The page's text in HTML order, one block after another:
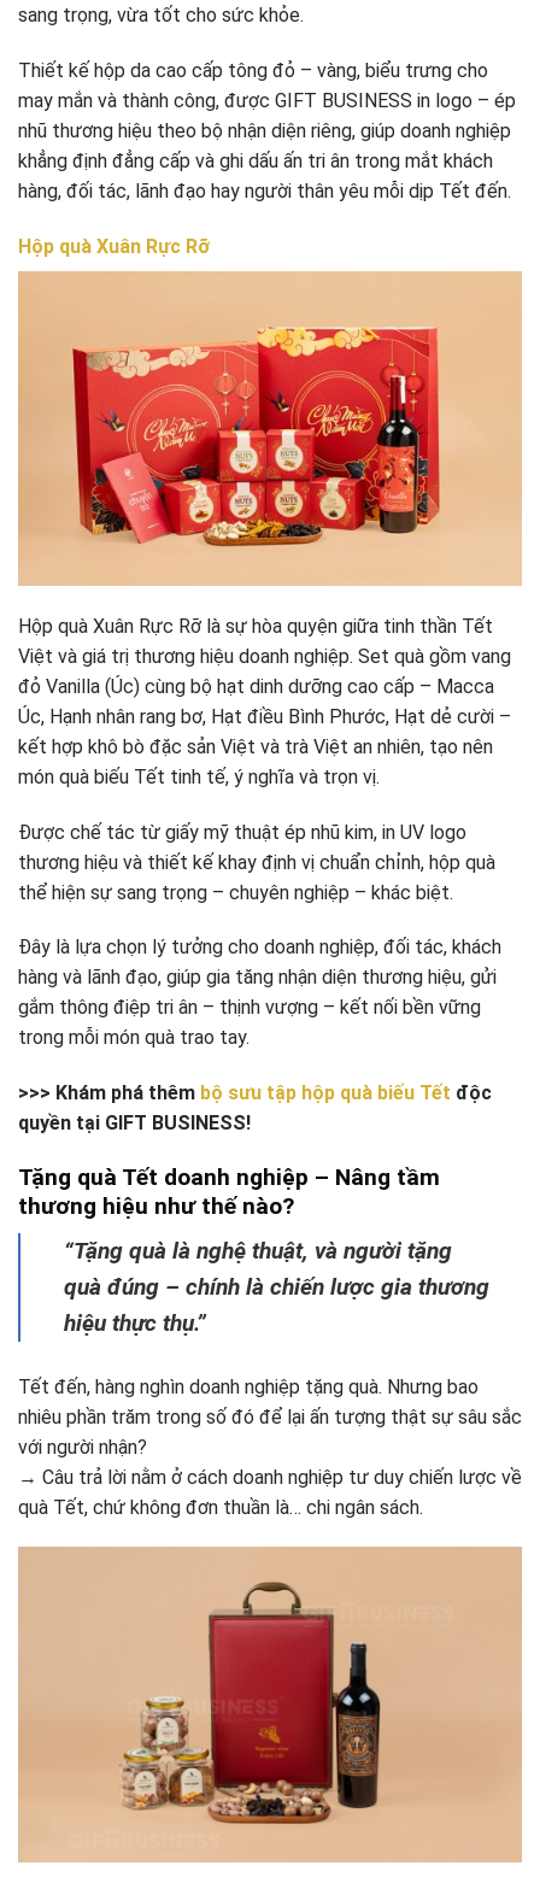
sang trọng, vừa tốt cho sức khỏe.
Thiết kế hộp da cao cấp tông đỏ – vàng, biểu trưng cho
may mắn và thành công, được GIFT BUSINESS in logo – ép
nhũ thương hiệu theo bộ nhận diện riêng, giúp doanh nghiệp
khẳng định đẳng cấp và ghi dấu ấn tri ân trong mắt khách
hàng, đối tác, lãnh đạo hay người thân yêu mỗi dịp Tết đến.
Hộp quà Xuân Rực Rỡ
Hộp quà Xuân Rực Rỡ là sự hòa quyện giữa tinh thần Tết
Việt và giá trị thương hiệu doanh nghiệp. Set quà gồm vang
đỏ Vanilla (Úc) cùng bộ hạt dinh dưỡng cao cấp – Macca
Úc, Hạnh nhân rang bơ, Hạt điều Bình Phước, Hạt dẻ cười –
kết hợp khô bò đặc sản Việt và trà Việt an nhiên, tạo nên
món quà biếu Tết tinh tế, ý nghĩa và trọn vị.
Được chế tác từ giấy mỹ thuật ép nhũ kim, in UV logo
thương hiệu và thiết kế khay định vị chuẩn chỉnh, hộp quà
thể hiện sự sang trọng – chuyên nghiệp – khác biệt.
Đây là lựa chọn lý tưởng cho doanh nghiệp, đối tác, khách
hàng và lãnh đạo, giúp gia tăng nhận diện thương hiệu, gửi
gắm thông điệp tri ân – thịnh vượng – kết nối bền vững
trong mỗi món quà trao tay.
>>> Khám phá thêm bộ sưu tập hộp quà biếu Tết độc
quyền tại GIFT BUSINESS!
Tặng quà Tết doanh nghiệp – Nâng tầm
thương hiệu như thế nào?
“Tặng quà là nghệ thuật, và người tặng
quà đúng – chính là chiến lược gia thương
hiệu thực thụ.”
Tết đến, hàng nghìn doanh nghiệp tặng quà. Nhưng bao
nhiêu phần trăm trong số đó để lại ấn tượng thật sự sâu sắc
với người nhận?
→ Câu trả lời nằm ở cách doanh nghiệp tư duy chiến lược về
quà Tết, chứ không đơn thuần là… chi ngân sách.